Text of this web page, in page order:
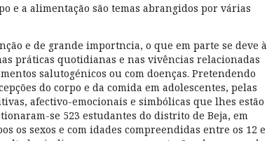
e a alimentação são temas abrangidos por várias
e de grande importncia, o que em parte se deve à
práticas quotidianas e nas vivências relacionadas
salutogénicos ou com doenças. Pretendendo
do corpo e da comida em adolescentes, pelas
afectivo-emocionais e simbólicas que lhes estão
se 523 estudantes do distrito de Beja, em
os sexos e com idades compreendidas entre os 12 e